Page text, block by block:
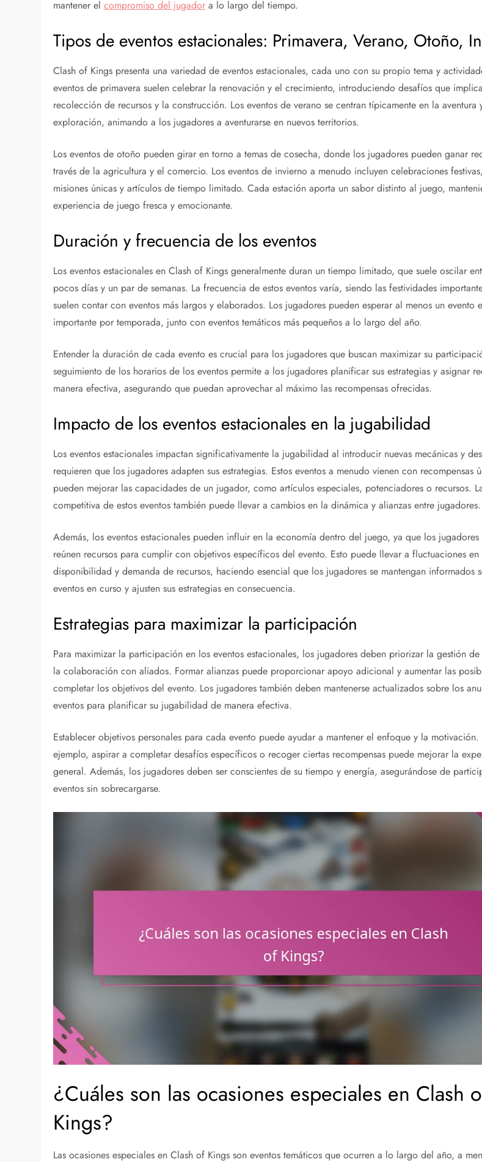
mantener elcompromiso del jugador a lo largo del tiempo.
Tipos de eventos estacionales: Primavera, Verano, Otoño,
Clash of Kings presenta una variedad de eventos estacionales, cada uno con su propio tema y
eventos de primavera suelen celebrar la renovación y el crecimiento, introduciendo desafíos que
recolección de recursos y la construcción. Los eventos de verano se centran típicamente en la aventura
exploración, animando a los jugadores a aventurarse en nuevos territorios.
Los eventos de otoño pueden girar en torno a temas de cosecha, donde los jugadores pueden ganar
través de la agricultura y el comercio. Los eventos de invierno a menudo incluyen celebraciones
misiones únicas y artículos de tiempo limitado. Cada estación aporta un sabor distinto al juego,
experiencia de juego fresca y emocionante.
Duración y frecuencia de los eventos
Los eventos estacionales en Clash of Kings generalmente duran un tiempo limitado, que suele oscilar
pocos días y un par de semanas. La frecuencia de estos eventos varía, siendo las festividades
suelen contar con eventos más largos y elaborados. Los jugadores pueden esperar al menos un evento
importante por temporada, junto con eventos temáticos más pequeños a lo largo del año.
Entender la duración de cada evento es crucial para los jugadores que buscan maximizar su
seguimiento de los horarios de los eventos permite a los jugadores planificar sus estrategias y asignar
manera efectiva, asegurando que puedan aprovechar al máximo las recompensas ofrecidas.
Impacto de los eventos estacionales en la jugabilidad
Los eventos estacionales impactan significativamente la jugabilidad al introducir nuevas mecánicas y
requieren que los jugadores adapten sus estrategias. Estos eventos a menudo vienen con recompensas
pueden mejorar las capacidades de un jugador, como artículos especiales, potenciadores o recursos.
competitiva de estos eventos también puede llevar a cambios en la dinámica y alianzas entre jugadores.
Además, los eventos estacionales pueden influir en la economía dentro del juego, ya que los
reúnen recursos para cumplir con objetivos específicos del evento. Esto puede llevar a fluctuaciones en
disponibilidad y demanda de recursos, haciendo esencial que los jugadores se mantengan informados
eventos en curso y ajusten sus estrategias en consecuencia.
Estrategias para maximizar la participación
Para maximizar la participación en los eventos estacionales, los jugadores deben priorizar la gestión de
la colaboración con aliados. Formar alianzas puede proporcionar apoyo adicional y aumentar las
completar los objetivos del evento. Los jugadores también deben mantenerse actualizados sobre los
eventos para planificar su jugabilidad de manera efectiva.
Establecer objetivos personales para cada evento puede ayudar a mantener el enfoque y la motivación.
ejemplo, aspirar a completar desafíos específicos o recoger ciertas recompensas puede mejorar la
general. Además, los jugadores deben ser conscientes de su tiempo y energía, asegurándose de
eventos sin sobrecargarse.
¿Cuáles son las ocasiones especiales en Clash
Kings?
Las ocasiones especiales en Clash of Kings son eventos temáticos que ocurren a lo largo del año, a